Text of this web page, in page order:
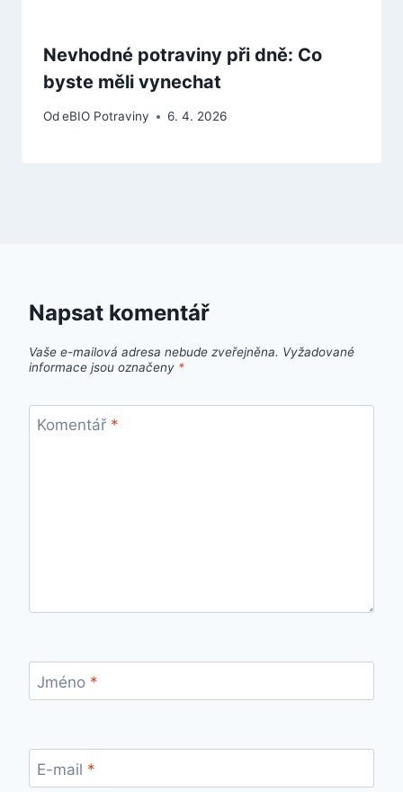
Nevhodné potraviny při dně: Co
byste měli vynechat
OdeBIO Potraviny 6. 4. 2026
Napsat komentář
Vaše e-mailová adresa nebude zveřejněna. Vyžadované
informace jsou označeny *
Komentář *
Jméno *
E-mail *